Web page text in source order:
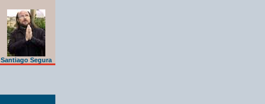
Santiago Segura